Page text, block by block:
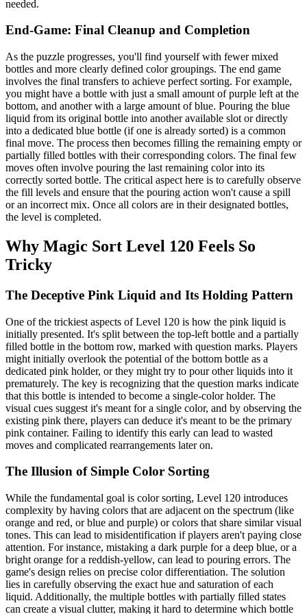
needed.
End-Game: Final Cleanup and Completion
As the puzzle progresses, you'll find yourself with fewer mixed
bottles and more clearly defined color groupings. The end game
involves the final transfers to achieve perfect sorting. For example,
you might have a bottle with just a small amount of purple left at the
bottom, and another with a large amount of blue. Pouring the blue
liquid from its original bottle into another available slot or directly
into a dedicated blue bottle (if one is already sorted) is a common
final move. The process then becomes filling the remaining empty or
partially filled bottles with their corresponding colors. The final few
moves often involve pouring the last remaining color into its
correctly sorted bottle. The critical aspect here is to carefully observe
the fill levels and ensure that the pouring action won't cause a spill
or an incorrect mix. Once all colors are in their designated bottles,
the level is completed.
Why Magic Sort Level 120 Feels So
Tricky
The Deceptive Pink Liquid and Its Holding Pattern
One of the trickiest aspects of Level 120 is how the pink liquid is
initially presented. It's split between the top-left bottle and a partially
filled bottle in the bottom row, marked with question marks. Players
might initially overlook the potential of the bottom bottle as a
dedicated pink holder, or they might try to pour other liquids into it
prematurely. The key is recognizing that the question marks indicate
that this bottle is intended to become a single-color holder. The
visual cues suggest it's meant for a single color, and by observing the
existing pink there, players can deduce it's meant to be the primary
pink container. Failing to identify this early can lead to wasted
moves and complicated rearrangements later on.
The Illusion of Simple Color Sorting
While the fundamental goal is color sorting, Level 120 introduces
complexity by having colors that are adjacent on the spectrum (like
orange and red, or blue and purple) or colors that share similar visual
tones. This can lead to misidentification if players aren't paying close
attention. For instance, mistaking a dark purple for a deep blue, or a
bright orange for a reddish-yellow, can lead to pouring errors. The
game's design relies on precise color differentiation. The solution
lies in carefully observing the exact hue and saturation of each
liquid. Additionally, the multiple bottles with partially filled states
can create a visual clutter, making it hard to determine which bottle